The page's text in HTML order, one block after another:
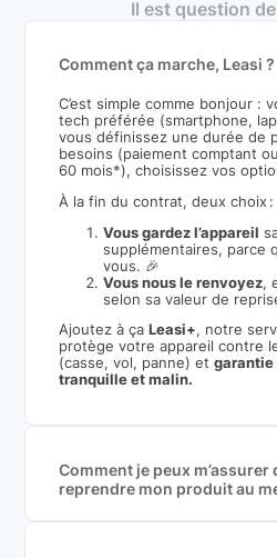
Il est question
Comment ça marche, Leasi ?
C’est simple comme bonjour :
tech préférée (smartphone,
vous définissez une durée de
besoins (paiement comptant
60 mois*), choisissez vos
À la fin du contrat, deux choix :
Vous gardez l’appareil
supplémentaires, parce
vous. 🎉
Vous nous le renvoyez,
selon sa valeur de
Ajoutez à ça Leasi+, notre
protège votre appareil contre
(casse, vol, panne) etgarantie
tranquille et malin.
Comment je peux m’assurer
reprendre mon produit au